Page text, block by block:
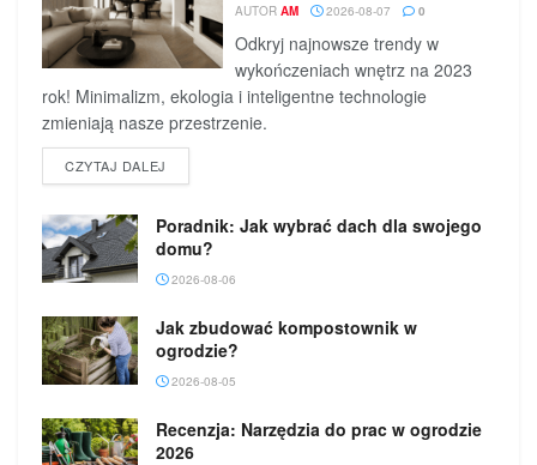
AUTOR AM 2026-08-07 0
Odkryj najnowsze trendy w
wykończeniach wnętrz na 2023
rok! Minimalizm, ekologia i inteligentne technologie
zmieniają nasze przestrzenie.
CZYTAJ DALEJ
Poradnik: Jak wybrać dach dla swojego
domu?
2026-08-06
Jak zbudować kompostownik w
ogrodzie?
2026-08-05
Recenzja: Narzędzia do prac w ogrodzie
2026